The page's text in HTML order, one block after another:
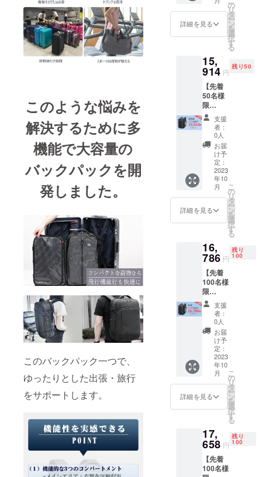
このような悩みを
解決するために多
機能で大容量の
バックパックを開
発しました。
このバックパック一つで、
ゆったりとした出張・旅行
をサポートします。
入の、生活
にする日本
紹介できる
よう努めて
います。
￥21,80
0円
（税・
送料
込）の
F] ※デザ
イン・
仕様は
一部変
更にな
る可能
性もご
ざいま
す。ご
了承く
ださ
い。 ※
ご注文
状況、
使用部
材の供
給状
合等に
より出
荷時期
が遅れ
る場合
があり
ます。
※沖縄及
び離島
へのお
届けの
場合
は、別
途「沖
縄／離
島向け
の追加
だく必
要があ
す。
詳細を見る
の
リ
タ
ー
ン
を
選
択
す
る
15,
914 円
残り50
【先着
50名様
限
定！】
衣類圧
縮バッ
クパッ
ク×1 [一
般販売
予定価
￥21,80
0円
（税・
送料
込）の
F] ※デザ
イン・
仕様は
一部変
更にな
る可能
性もご
ざいま
す。ご
了承く
ださ
い。 ※
ご注文
状況、
使用部
材の供
給状
合等に
より出
荷時期
が遅れ
る場合
支援
者：
0人
お届
け予
定：
2023
年10
月
詳細を見る
こ
の
リ
タ
ー
ン
を
選
択
す
る
16,
786 円
残り
100
【先着
100名様
限
定！】
衣類圧
縮バッ
クパッ
ク×1 [一
般販売
予定価
￥21,80
0円
（税・
送料
込）の
F] ※デザ
イン・
仕様は
一部変
更にな
支援
者：
0人
お届
け予
定：
2023
年10
月
詳細を見る
こ
の
リ
タ
ー
ン
を
選
択
す
る
17,
658 円
残り
100
【先着
100名様